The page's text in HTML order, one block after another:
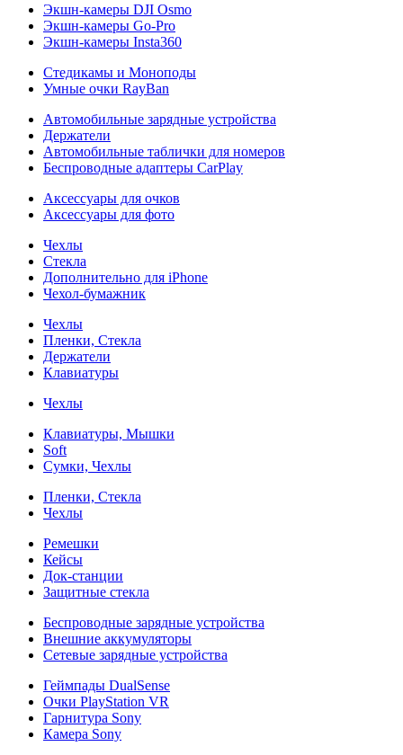
Экшн-камеры DJI Osmo
Экшн-камеры Go-Pro
Экшн-камеры Insta360
Стедикамы и Моноподы
Умные очки RayBan
Автомобильные зарядные устройства
Держатели
Автомобильные таблички для номеров
Беспроводные адаптеры CarPlay
Аксессуары для очков
Аксессуары для фото
Чехлы
Стекла
Дополнительно для iPhone
Чехол-бумажник
Чехлы
Пленки, Стекла
Держатели
Клавиатуры
Чехлы
Клавиатуры, Мышки
Soft
Сумки, Чехлы
Пленки, Стекла
Чехлы
Ремешки
Кейсы
Док-станции
Защитные стекла
Беспроводные зарядные устройства
Внешние аккумуляторы
Сетевые зарядные устройства
Геймпады DualSense
Очки PlayStation VR
Гарнитура Sony
Камера Sony